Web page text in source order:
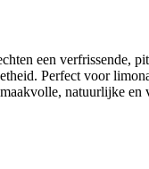
een verfrissende,
Perfect voor
natuurlijke